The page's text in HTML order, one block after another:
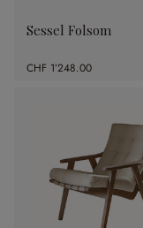
Sessel Folsom
CHF 1’248.00